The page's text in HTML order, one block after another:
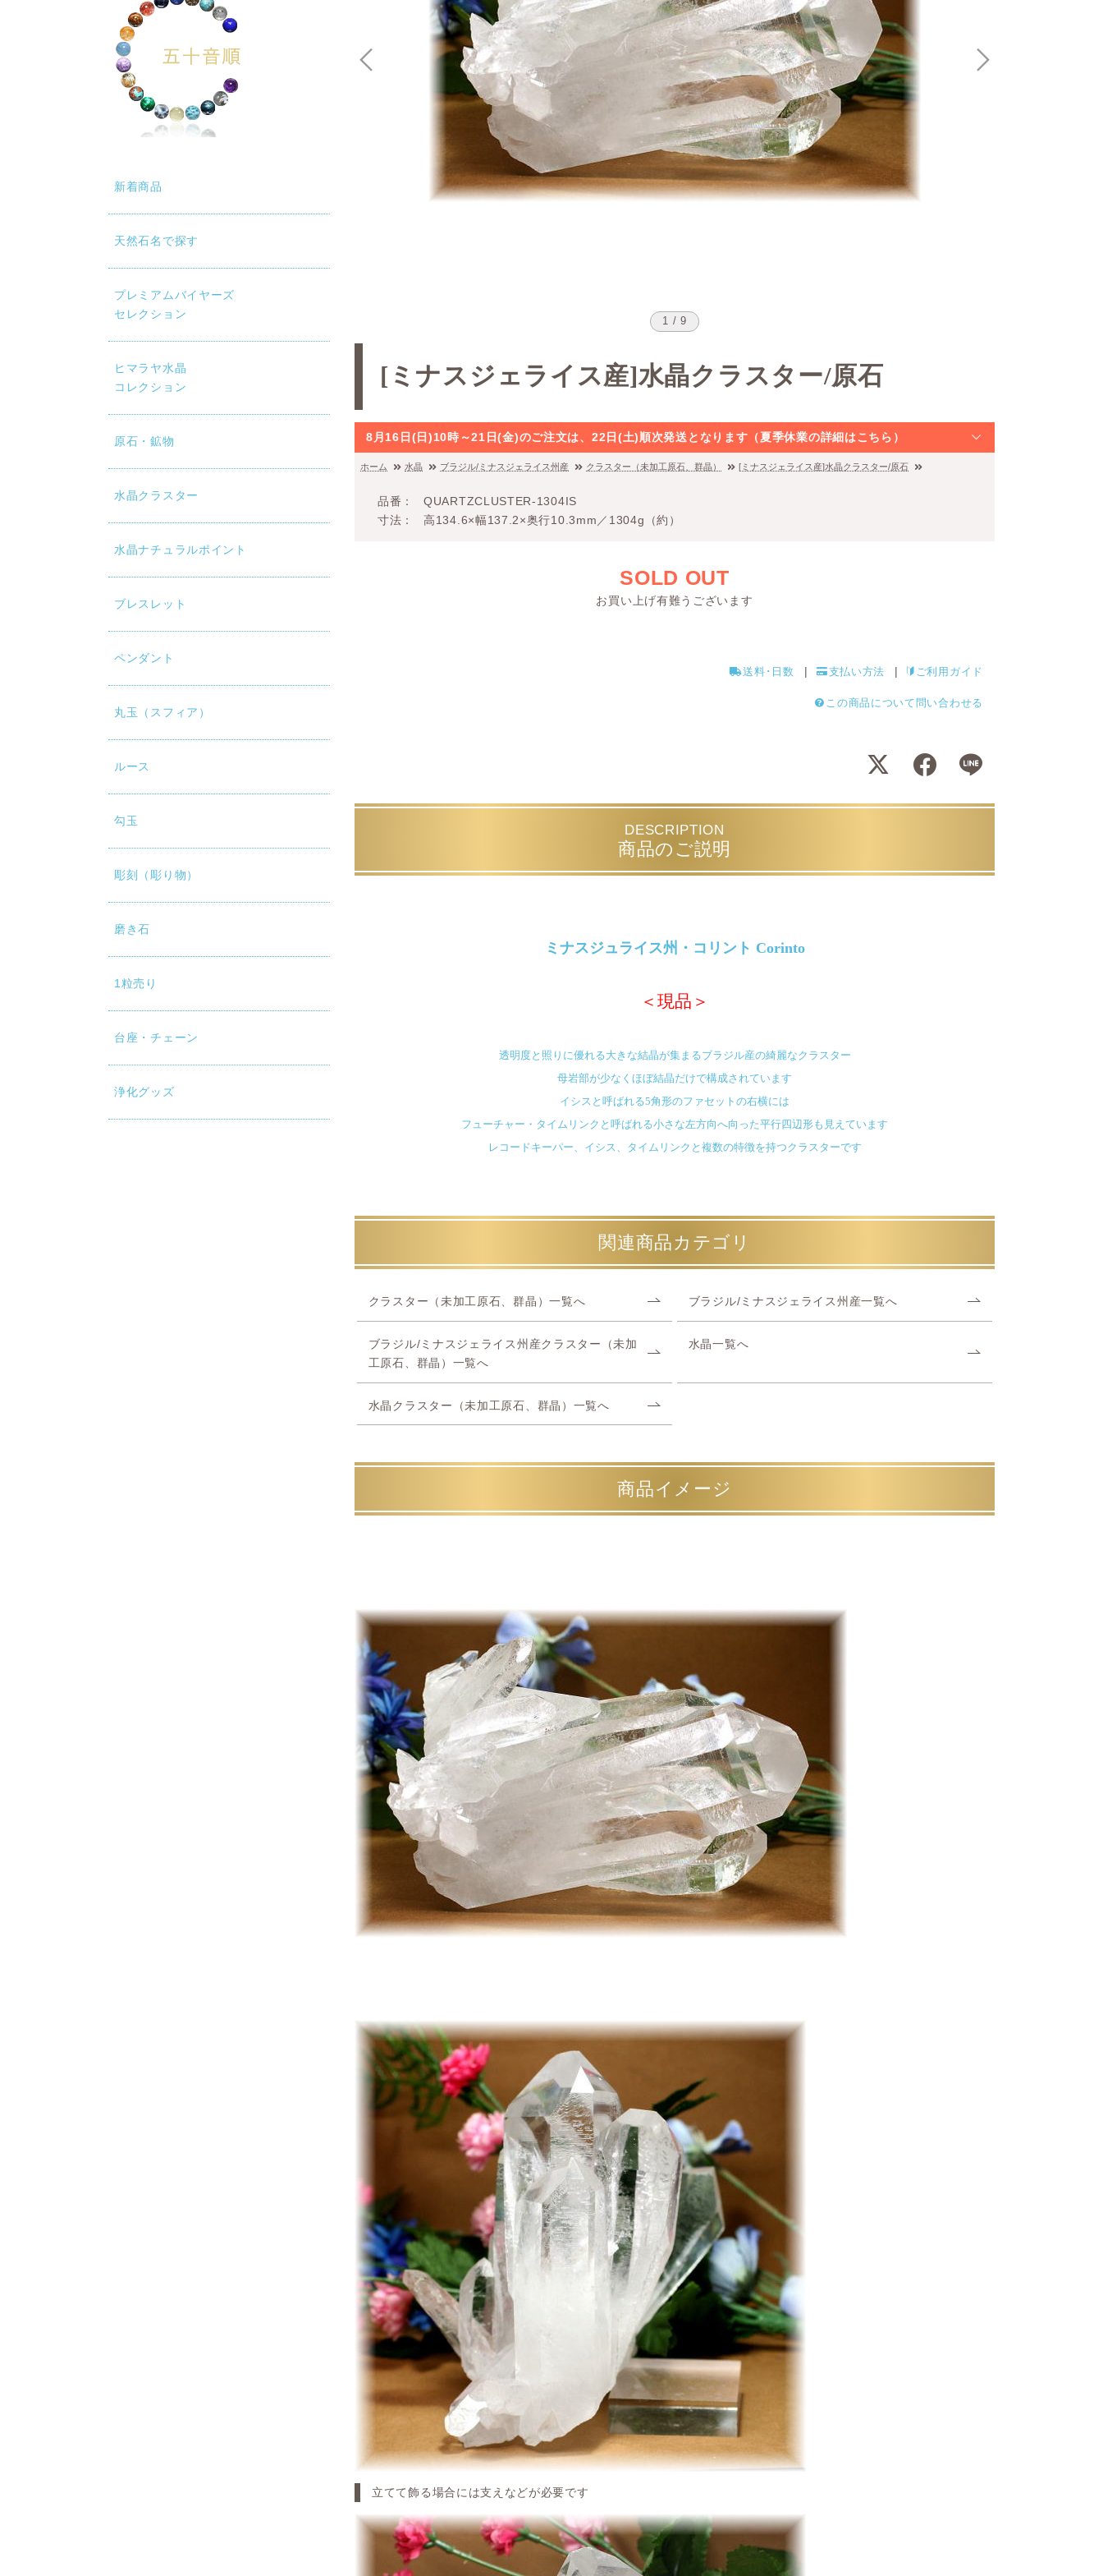
新着商品
天然石名で探す
プレミアムバイヤーズ
セレクション
ヒマラヤ水晶
コレクション
原石・鉱物
水晶クラスター
水晶ナチュラルポイント
ブレスレット
ペンダント
丸玉（スフィア）
ルース
勾玉
彫刻（彫り物）
磨き石
1粒売り
台座・チェーン
浄化グッズ
イシス」の名前を持つクリスタル<br> イシスはエジプト神
親です<br> 死者の守護神であり死者を復活させる能力の持
「イシスクリスタル」は5角形のファセットを持つ水晶を言
る能力を蘇らせ<br> 深遠な自己の内部からのやすらぎを見
1 / 9
[ミナスジェライス産]水晶クラスター/原石
8月16日(日)10時～21日(金)のご注文は、22日(土)順次発送となります（夏季休業の詳細はこちら）
ホーム 水晶 ブラジル/ミナスジェライス州産 クラスター（未加工原石、群晶） [ミナスジェライス産]水晶クラスター/原石
品番
QUARTZCLUSTER-1304IS
寸法
高134.6×幅137.2×奥行10.3mm／1304g（約）
SOLD OUT
お買い上げ有難うございます
送料･日数 支払い方法 ご利用ガイド
この商品について問い合わせる
DESCRIPTION
商品のご説明
ミナスジュライス州・コリント Corinto
＜現品＞
透明度と照りに優れる大きな結晶が集まるブラジル産の綺麗なクラスター
母岩部が少なくほぼ結晶だけで構成されています
イシスと呼ばれる5角形のファセットの右横には
フューチャー・タイムリンクと呼ばれる小さな左方向へ向った平行四辺形も見えています
レコードキーパー、イシス、タイムリンクと複数の特徴を持つクラスターです
関連商品カテゴリ
クラスター（未加工原石、群晶）一覧へ ブラジル/ミナスジェライス州産一覧へ
ブラジル/ミナスジェライス州産クラスター（未加
工原石、群晶）一覧へ
水晶一覧へ
水晶クラスター（未加工原石、群晶）一覧へ
商品イメージ
立てて飾る場合には支えなどが必要です